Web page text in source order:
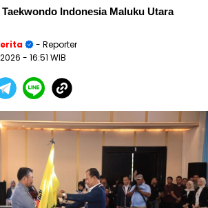
Indonesia Maluku Utara
- Reporter
- 16:51 WIB